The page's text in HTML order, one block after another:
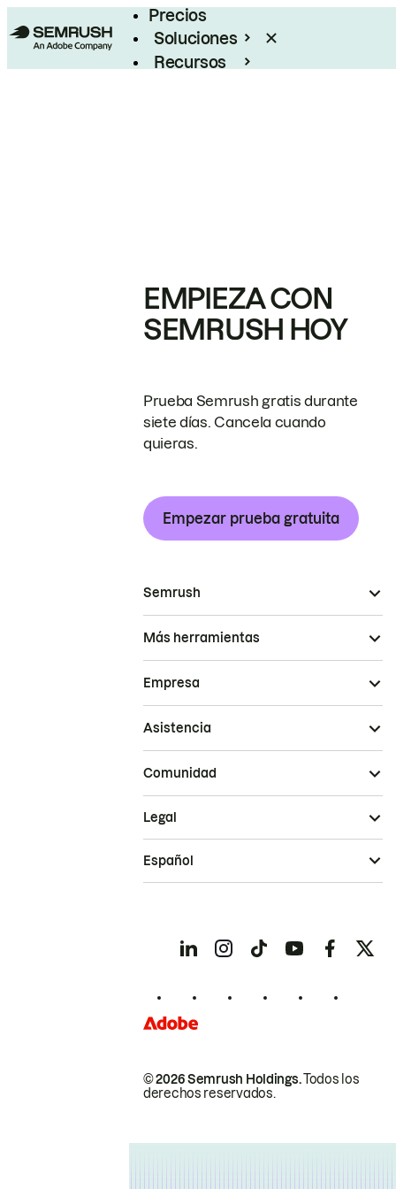
Precios
Soluciones
Recursos
EMPIEZA CON
SEMRUSH HOY
Prueba Semrush gratis durante
siete días. Cancela cuando
quieras.
Empezar prueba gratuita
Semrush
Más herramientas
Empresa
Asistencia
Comunidad
© 2026 Semrush Holdings.Todos los
derechos reservados.
Legal
Español